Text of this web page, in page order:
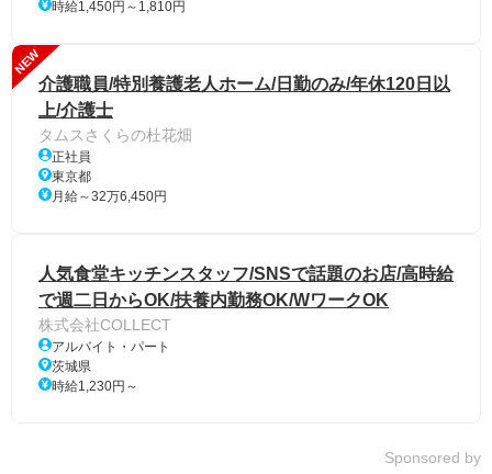
時給1,450円～1,810円
NEW
介護職員/特別養護老人ホーム/日勤のみ/年休120日以
上/介護士
タムスさくらの杜花畑
正社員
東京都
月給～32万6,450円
人気食堂キッチンスタッフ/SNSで話題のお店/高時給
で週二日からOK/扶養内勤務OK/WワークOK
株式会社COLLECT
アルバイト・パート
茨城県
時給1,230円～
Sponsored by